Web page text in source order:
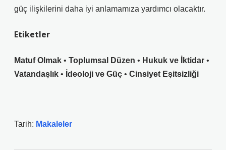
güç ilişkilerini daha iyi anlamamıza yardımcı olacaktır.
Etiketler
Matuf Olmak • Toplumsal Düzen • Hukuk ve İktidar •
Vatandaşlık • İdeoloji ve Güç • Cinsiyet Eşitsizliği
Tarih: Makaleler